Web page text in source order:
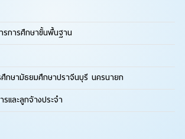
การศึกษาขั้นพื้นฐาน
กษามัธยมศึกษาปราจีนบุรี นครนายก
รและลูกจ้างประจำ